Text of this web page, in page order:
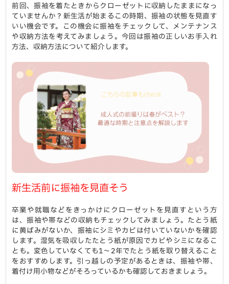
前回、振袖を着たときからクローゼットに収納したままになっ
ていませんか？新生活が始まるこの時期、振袖の状態を見直す
いい機会です。この機会に振袖をチェックして、メンテナンス
や収納方法を考えてみましょう。今回は振袖の正しいお手入れ
方法、収納方法について紹介します。
新生活前に振袖を見直そう
卒業や就職などをきっかけにクローゼットを見直すという方
は、振袖や帯などの収納もチェックしてみましょう。たとう紙
に黄ばみがないか、振袖にシミやカビは付いていないかを確認
します。湿気を吸収したたとう紙が原因でカビやシミになるこ
とも。変色していなくても1〜2年でたとう紙を取り替えること
をおすすめします。引っ越しの予定があるときは、振袖や帯、
着付け用小物などがそろっているかも確認しておきましょう。